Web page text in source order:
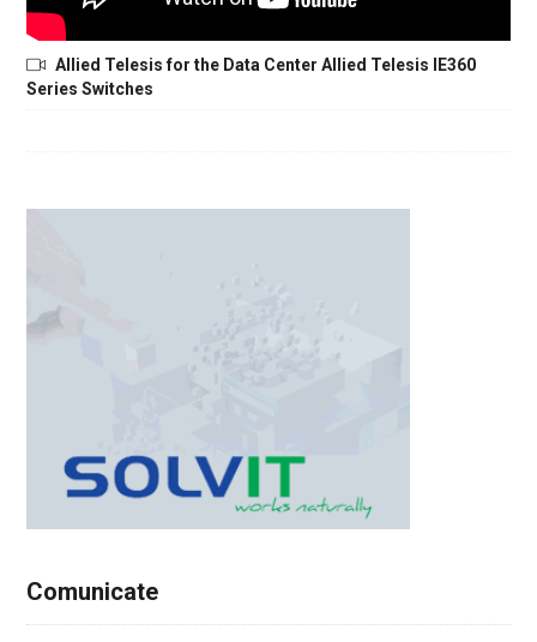
Allied Telesis for the Data Center Allied Telesis IE360
Series Switches
Comunicate